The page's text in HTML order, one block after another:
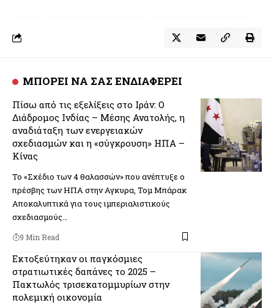
ΜΠΟΡΕΙ ΝΑ ΣΑΣ ΕΝΔΙΑΦΕΡΕΙ
Πίσω από τις εξελίξεις στο Ιράν: O
Διάδρομος Ινδίας – Μέσης Ανατολής, η
αναδιάταξη των ενεργειακών
σχεδιασμών και η «σύγκρουση» ΗΠΑ –
Κίνας
Το «Σχέδιο των 4 θαλασσών» που ανέπτυξε ο
πρέσβης των ΗΠΑ στην Αγκυρα, Τομ Μπάρακ
Αποκαλυπτικά για τους ιμπεριαλιστικούς
σχεδιασμούς…
9 Min Read
Εκτοξεύτηκαν οι παγκόσμιες
στρατιωτικές δαπάνες το 2025 –
Πακτωλός τρισεκατομμυρίων στην
πολεμική οικονομία